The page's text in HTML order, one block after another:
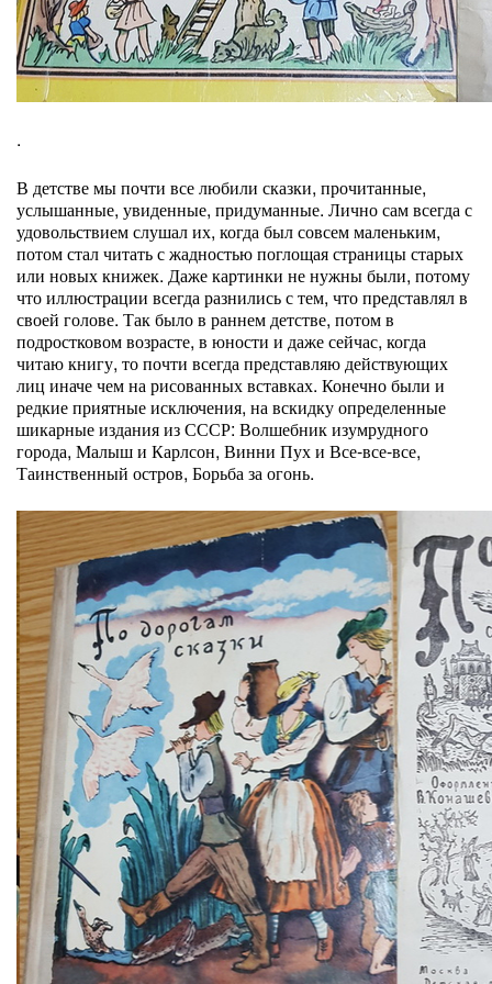
.
В детстве мы почти все любили сказки, прочитанные,
услышанные, увиденные, придуманные. Лично сам всегда с
удовольствием слушал их, когда был совсем маленьким,
потом стал читать с жадностью поглощая страницы старых
или новых книжек. Даже картинки не нужны были, потому
что иллюстрации всегда разнились с тем, что представлял в
своей голове. Так было в раннем детстве, потом в
подростковом возрасте, в юности и даже сейчас, когда
читаю книгу, то почти всегда представляю действующих
лиц иначе чем на рисованных вставках. Конечно были и
редкие приятные исключения, на вскидку определенные
шикарные издания из СССР: Волшебник изумрудного
города, Малыш и Карлсон, Винни Пух и Все-все-все,
Таинственный остров, Борьба за огонь.